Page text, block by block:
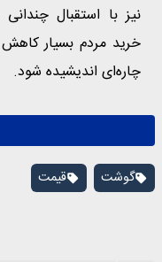
نیز با استقبال
خرید مردم بسیار
چاره‌ای اندیشیده شود.
گوشت قیمت